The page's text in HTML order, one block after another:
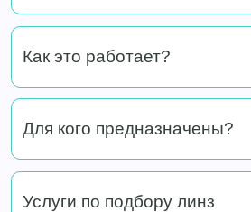
Как это работает?
Для кого предназначены?
Услуги по подбору линз